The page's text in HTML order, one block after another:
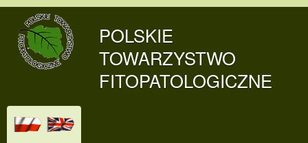
POLSKIE
TOWARZYSTWO
FITOPATOLOGICZNE